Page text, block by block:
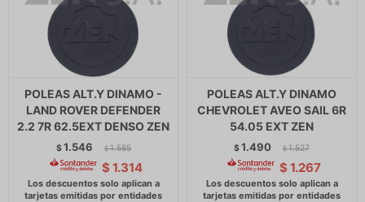
POLEAS ALT.Y DINAMO -
LAND ROVER DEFENDER
2.2 7R 62.5EXT DENSO ZEN
$1.546 $ 1.585
$ 1.314
POLEAS ALT.Y DINAMO
CHEVROLET AVEO SAIL 6R
54.05 EXT ZEN
$1.490 $ 1.527
$ 1.267